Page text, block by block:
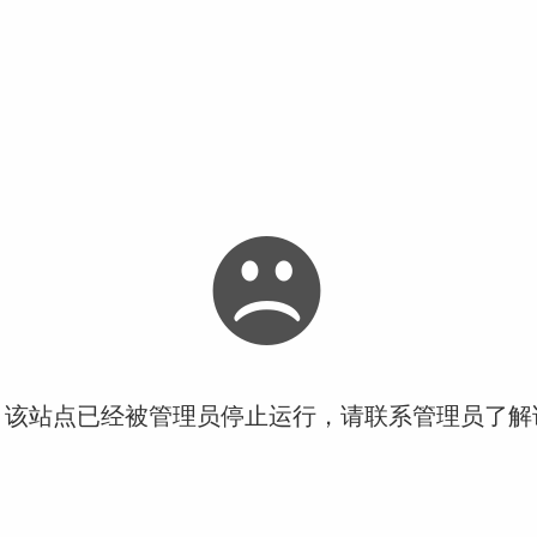
站点已经被管理员停止运行，请联系管理员了